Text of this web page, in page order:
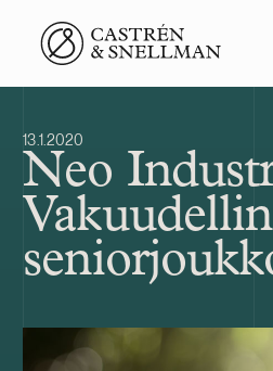
Front page
13.1.2020
Neo